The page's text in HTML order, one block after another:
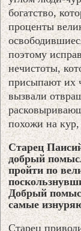
богатство,
проценты
поэтому
нечистоты,
присыпают их
вызвали
похожи на кур,
Старец
добрый
пройти по
Добрый
самые
Старец